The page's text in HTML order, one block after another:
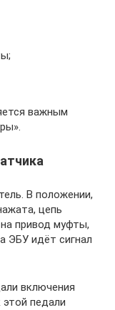
важным
В положении,
цепь
привод муфты,
ЭБУ идёт сигнал
включения
педали